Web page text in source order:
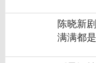
陈晓新
满满都